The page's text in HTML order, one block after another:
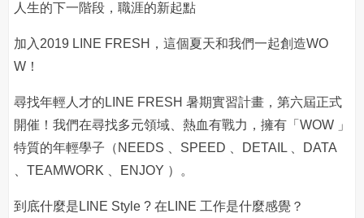
人生的下一階段，職涯的新起點
加入2019 LINE FRESH，這個夏天和我們一起創造WO
W！
尋找年輕人才的LINE FRESH 暑期實習計畫，第六屆正式
開催！我們在尋找多元領域、熱血有戰力，擁有「WOW 」
特質的年輕學子（NEEDS 、SPEED 、DETAIL 、DATA
、TEAMWORK 、ENJOY ）。
到底什麼是LINE Style ? 在LINE 工作是什麼感覺？